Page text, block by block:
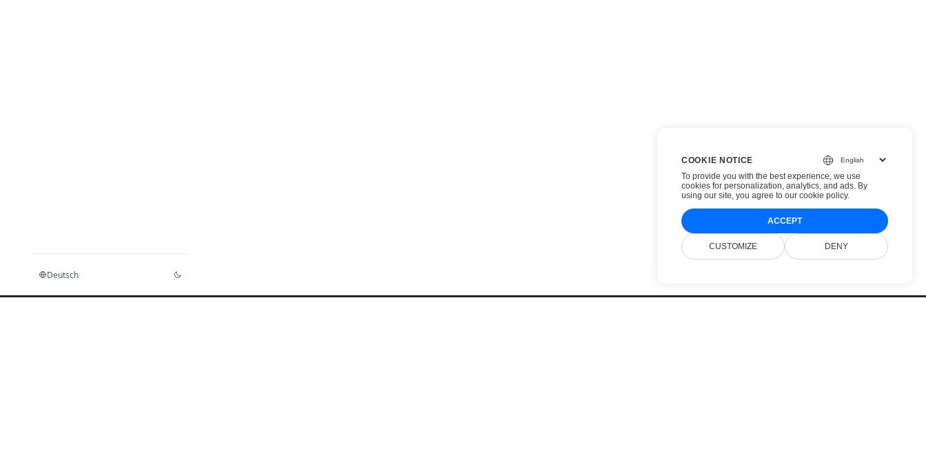
Deutsch
COOKIE NOTICE
To provide you with the best experience, we use
cookies for personalization, analytics, and ads. By
using our site, you agree to our cookie policy.
ACCEPT
CUSTOMIZE DENY